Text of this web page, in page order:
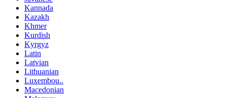
Kannada
Kazakh
Khmer
Kurdish
Kyrgyz
Latin
Latvian
Lithuanian
Luxembou..
Macedonian